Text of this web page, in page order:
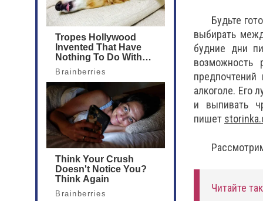
Будьте
выбирать
будние дни
возможность
алкоголе. Его
и выпивать
пишет
Читайте